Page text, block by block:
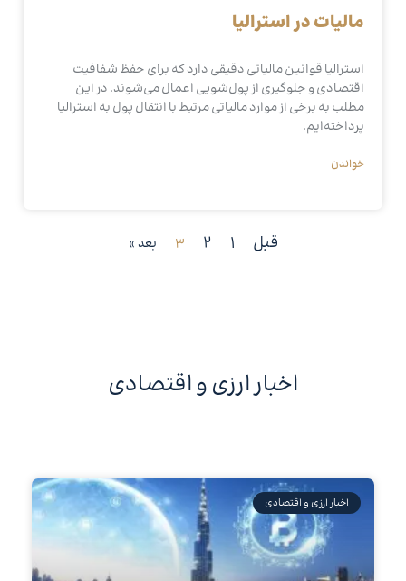
مالیات در استرالیا
استرالیا قوانین مالیاتی دقیقی دارد که برای حفظ شفافیت
اقتصادی و جلوگیری از پول‌شویی اعمال می‌شوند. در این
مطلب به برخی از موارد مالیاتی مرتبط با انتقال پول به استرالیا
پرداخته‌ایم.
خواندن
قبل 1
2
3 بعد »
اخبار ارزی و اقتصادی
اخبار ارزی و اقتصادی